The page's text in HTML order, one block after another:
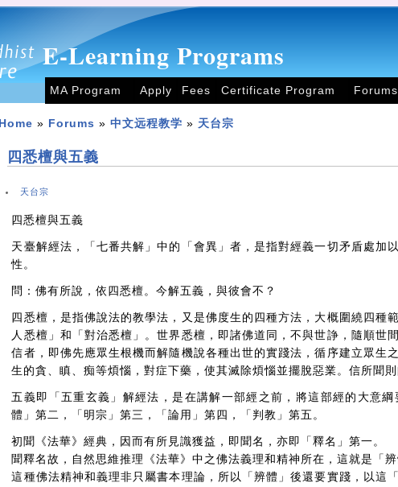
E-Learning Programs
MA Program Apply Fees Certificate Program Forums
Home » Forums » 中文远程教学 » 天台宗
四悉檀與五義
天台宗
四悉檀與五義
天臺解經法，「七番共解」中的「會異」者，是指對經義一切矛盾處加
性。
問：佛有所說，依四悉檀。今解五義，與彼會不？
四悉檀，是指佛說法的教學法，又是佛度生的四種方法，大概圍繞四種
人悉檀」和「對治悉檀」。世界悉檀，即諸佛道同，不與世諍，隨順世
信者，即佛先應眾生根機而解隨機說各種出世的實踐法，循序建立眾生
生的貪、瞋、痴等煩惱，對症下藥，使其滅除煩惱並擺脫惡業。信所聞
五義即「五重玄義」解經法，是在講解一部經之前，將這部經的大意
體」第二，「明宗」第三，「論用」第四，「判教」第五。
初聞《法華》經典，因而有所見識獲益，即聞名，亦即「釋名」第一。
聞釋名故，自然思維推理《法華》中之佛法義理和精神所在，這就是「辨
這種佛法精神和義理非只屬書本理論，所以「辨體」後還要實踐，以這